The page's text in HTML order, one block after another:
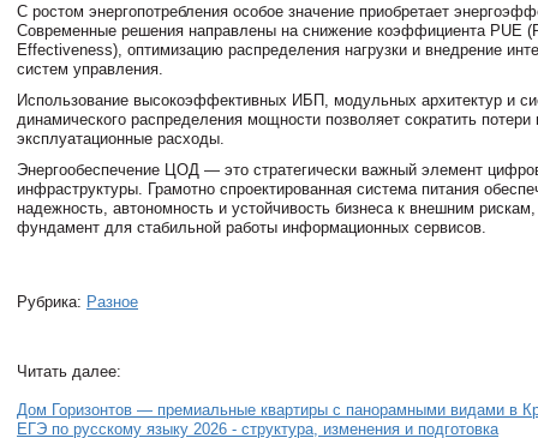
С ростом энергопотребления особое значение приобретает
Современные решения направлены на снижение коэффициента PUE
Effectiveness), оптимизацию распределения нагрузки и внедрение
систем управления.
Использование высокоэффективных ИБП, модульных архитектур и
динамического распределения мощности позволяет сократить
эксплуатационные расходы.
Энергообеспечение ЦОД — это стратегически важный элемент
инфраструктуры. Грамотно спроектированная система питания
надежность, автономность и устойчивость бизнеса к внешним
фундамент для стабильной работы информационных сервисов.
Рубрика: Разное
Читать далее:
Дом Горизонтов — премиальные квартиры с панорамными видами в
ЕГЭ по русскому языку 2026 - структура, изменения и подготовка